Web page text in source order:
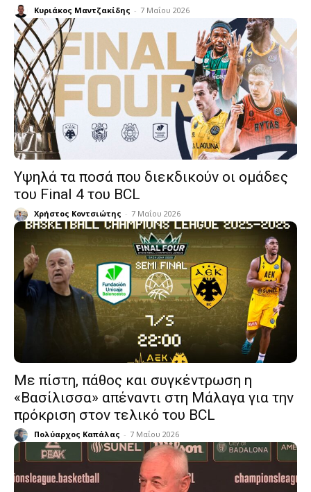
Κυριάκος Μαντζακίδης - 7 Μαΐου 2026
Υψηλά τα ποσά που διεκδικούν οι ομάδες
του Final 4 του BCL
Χρήστος Κοντσιώτης - 7 Μαΐου 2026
Με πίστη, πάθος και συγκέντρωση η
«Βασίλισσα» απέναντι στη Μάλαγα για την
πρόκριση στον τελικό του BCL
Πολύαρχος Καπάλας - 7 Μαΐου 2026